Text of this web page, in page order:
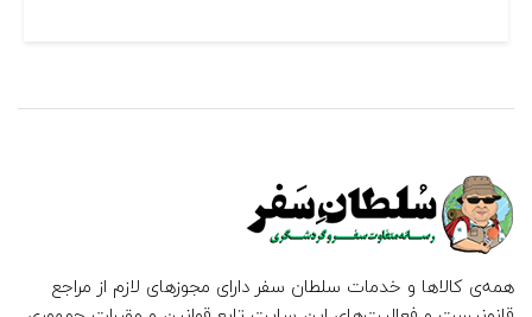
همه‌ی کالاها و خدمات سلطان سفر دارای مجوزهای لازم از مراجع